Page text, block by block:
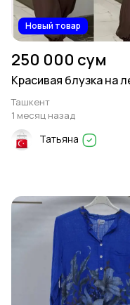
Новый товар
250 000 сум
Красивая блузка на
Ташкент
1 месяц назад
Татьяна